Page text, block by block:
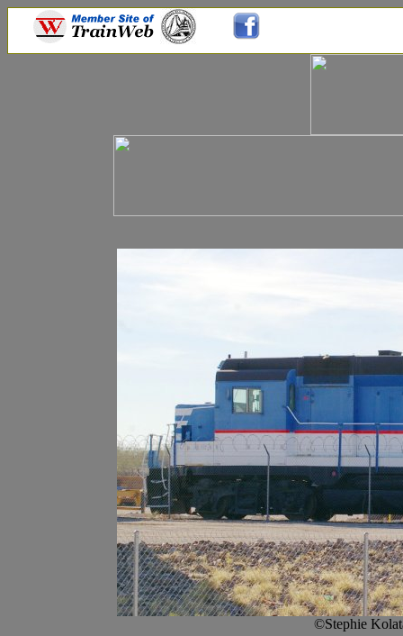
©Stephie